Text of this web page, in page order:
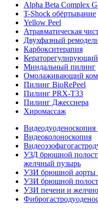
Alpha Beta Complex
T-Shock обёртывание
Yellow Peel
Атравматическая
Двухфазный
Карбокситерапия
Миндальный пилинг
Омолаживающий
Пилинг BioRePeel
Пилинг PRX-T33
Пилинг Джесснера
Хиромассаж
Видеоколоноскопия
УЗД брюшной
желчный пузырь
УЗИ брюшной аорты
УЗИ брюшной
УЗИ печени и